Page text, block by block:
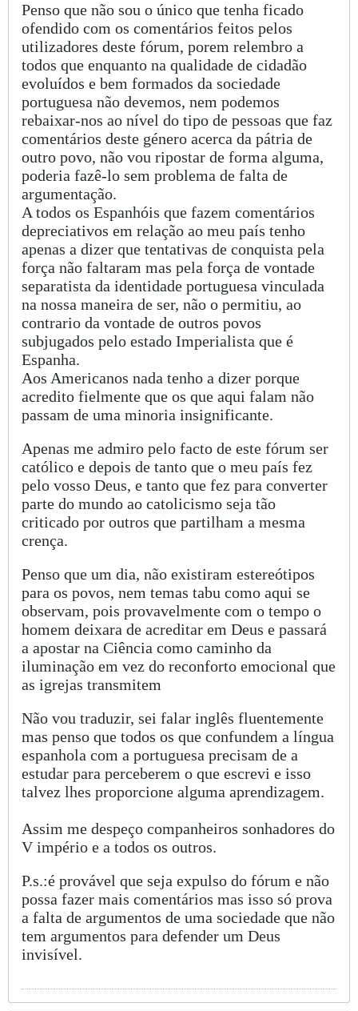
Penso que não sou o único que tenha ficado
ofendido com os comentários feitos pelos
utilizadores deste fórum, porem relembro a
todos que enquanto na qualidade de cidadão
evoluídos e bem formados da sociedade
portuguesa não devemos, nem podemos
rebaixar-nos ao nível do tipo de pessoas que faz
comentários deste género acerca da pátria de
outro povo, não vou ripostar de forma alguma,
poderia fazê-lo sem problema de falta de
argumentação.
A todos os Espanhóis que fazem comentários
depreciativos em relação ao meu país tenho
apenas a dizer que tentativas de conquista pela
força não faltaram mas pela força de vontade
separatista da identidade portuguesa vinculada
na nossa maneira de ser, não o permitiu, ao
contrario da vontade de outros povos
subjugados pelo estado Imperialista que é
Espanha.
Aos Americanos nada tenho a dizer porque
acredito fielmente que os que aqui falam não
passam de uma minoria insignificante.
Apenas me admiro pelo facto de este fórum ser
católico e depois de tanto que o meu país fez
pelo vosso Deus, e tanto que fez para converter
parte do mundo ao catolicismo seja tão
criticado por outros que partilham a mesma
crença.
Penso que um dia, não existiram estereótipos
para os povos, nem temas tabu como aqui se
observam, pois provavelmente com o tempo o
homem deixara de acreditar em Deus e passará
a apostar na Ciência como caminho da
iluminação em vez do reconforto emocional que
as igrejas transmitem
Não vou traduzir, sei falar inglês fluentemente
mas penso que todos os que confundem a língua
espanhola com a portuguesa precisam de a
estudar para perceberem o que escrevi e isso
talvez lhes proporcione alguma aprendizagem.
Assim me despeço companheiros sonhadores do
V império e a todos os outros.
P.s.:é provável que seja expulso do fórum e não
possa fazer mais comentários mas isso só prova
a falta de argumentos de uma sociedade que não
tem argumentos para defender um Deus
invisível.